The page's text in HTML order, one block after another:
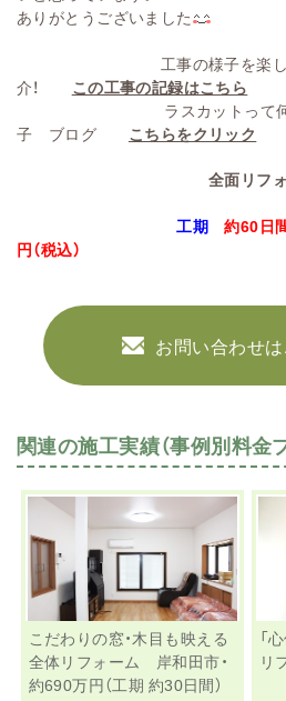
ありがとうございました
工事の様子を楽
介！
この工事の記録はこちら
ラスカットっ
子 ブログ こちらをクリック
全面リフォー
工期 約60日
円（税込）
お問い合わせ
関連の施工実績（事例別料金
こだわりの窓・木目も映える
全体リフォーム 岸和田市・
約690万円（工期 約30日間）
「
リ